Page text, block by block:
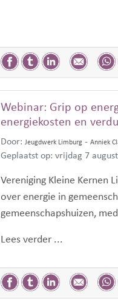
Webinar: Grip op
energiekosten en
Door: Jeugdwerk Limburg - Anniek
Geplaatst op: vrijdag 7
Vereniging Kleine Kernen
over energie in
gemeenschapshuizen,
Lees verder ...